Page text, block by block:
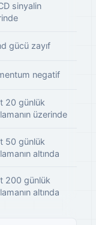
sinyalin
gücü zayıf
negatif
20 günlük
üzerinde
50 günlük
altında
200 günlük
altında